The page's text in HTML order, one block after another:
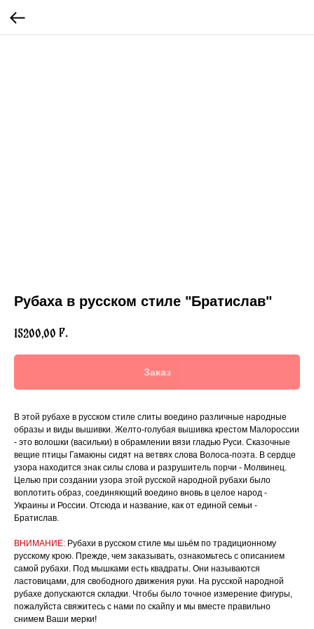
Рубаха в русском стиле "Братислав"
15200,00 р.
Заказ
В этой рубахе в русском стиле слиты воедино различные народные
образы и виды вышивки. Желто-голубая вышивка крестом Малороссии
- это волошки (васильки) в обрамлении вязи гладью Руси. Сказочные
вещие птицы Гамаюны сидят на ветвях слова Волоса-поэта. В сердце
узора находится знак силы слова и разрушитель порчи - Молвинец.
Целью при создании узора этой русской народной рубахи было
воплотить образ, соединяющий воедино вновь в целое народ -
Украины и России. Отсюда и название, как от единой семьи -
Братислав.
ВНИМАНИЕ: Рубахи в русском стиле мы шьём по традиционному
русскому крою. Прежде, чем заказывать, ознакомьтесь с описанием
самой рубахи. Под мышками есть квадраты. Они называются
ластовицами, для свободного движения руки. На русской народной
рубахе допускаются складки. Чтобы было точное измерение фигуры,
пожалуйста свяжитесь с нами по скайпу и мы вместе правильно
снимем Ваши мерки!